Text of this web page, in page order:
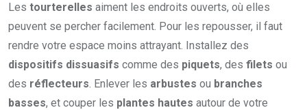
Les tourterelles aiment les endroits ouverts, où elles
peuvent se percher facilement. Pour les repousser, il faut
rendre votre espace moins attrayant. Installez des
dispositifs dissuasifs comme des piquets, des filets ou
des réflecteurs. Enlever les arbustes ou branches
basses, et couper les plantes hautes autour de votre